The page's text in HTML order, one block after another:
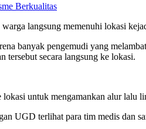
Berkualitas
langsung memenuhi lokasi
banyak pengemudi yang
tersebut secara langsung ke lokasi.
untuk mengamankan alur lalu
UGD terlihat para tim medis dan